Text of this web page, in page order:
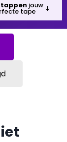
jouw
tape